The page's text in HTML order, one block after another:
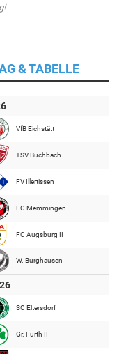
& TABELLE
VfB Eichstätt
TSV Buchbach
FV Illertissen
FC Memmingen
FC Augsburg II
W. Burghausen
SC Eltersdorf
Gr. Fürth II